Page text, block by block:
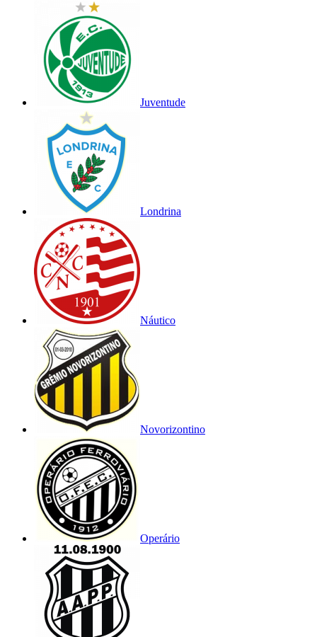
Juventude
Londrina
Náutico
Novorizontino
Operário